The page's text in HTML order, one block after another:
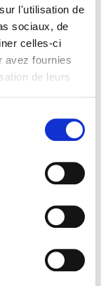
l'utilisation de
sociaux, de
celles-ci
avez fournies
de leurs
CONTACT
-